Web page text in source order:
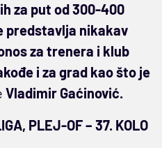
za put od 300-400
predstavlja nikakav
za trenera i klub
i za grad kao što je
Vladimir Gaćinović.
PLEJ-OF – 37. KOLO